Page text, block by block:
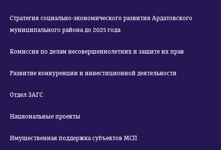
Стратегия социально-экономического развития Ардатовского
муниципального района до 2025 года
Комиссия по делам несовершеннолетних и защите их прав
Развитие конкуренции и инвестиционной деятельности
Отдел ЗАГС
Национальные проекты
Имущественная поддержка субъектов МСП